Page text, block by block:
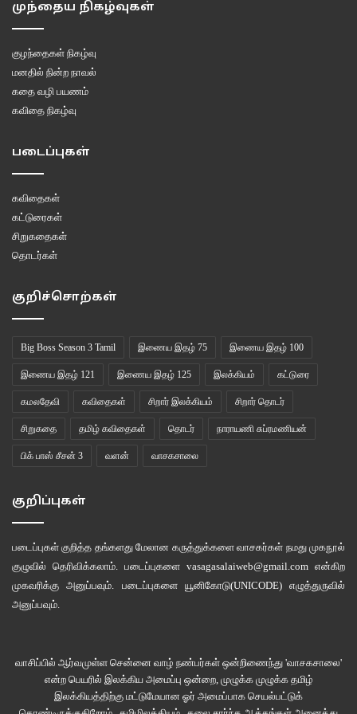
“இன்னும் கால் மணி நேரத்துல ரெடியாகிடும்.”
“சொதியில திராட்சை போட்டு இருக்கீங்க இல்ல?”
“உருளைக்கிழங்கு சிப்ஸ் போடலையா?”
“சிப்ஸ் எதுக்கு. அதான் பொரியல் வைக்கிறோம்ல.”
சாப்பிடுவாங்க. அதான் பார்த்தேன்.”
“மைதிலி அப்பா”
“சம்மந்தி அம்மா”
வாங்கிட்டு வரச் சொல்லுங்க. வா மைதிலி நாம போவோம்.”
மருமகளை அழைத்துக் கொண்டு போனாள்.
கொதிக்க கட்டியான முதல் பாலை ஊற்றினார்கள்.
சடையப்பன் ஆக்குப்பரையில் நின்று கொள்வதாய்க் கூற, சட்டநாதன் தானே
முந்தைய நிகழ்வுகள்
குழந்தைகள் நிகழ்வு
மனதில் நின்ற நாவல்
கதை வழி பயணம்
கவிதை நிகழ்வு
படைப்புகள்
கவிதைகள்
கட்டுரைகள்
சிறுகதைகள்
தொடர்கள்
குறிச்சொற்கள்
Big Boss Season 3 Tamil இணைய இதழ் 75 இணைய இதழ் 100
இணைய இதழ் 121 இணைய இதழ் 125 இலக்கியம் கட்டுரை
கமலதேவி கவிதைகள் சிறார் இலக்கியம் சிறார் தொடர்
சிறுகதை தமிழ் கவிதைகள் தொடர் நாராயணி சுப்ரமணியன்
பிக் பாஸ் சீசன் 3 வளன் வாசகசாலை
குறிப்புகள்
படைப்புகள் குறித்த தங்களது மேலான கருத்துக்களை வாசகர்கள் நமது முகநூல்
குழுவில் தெரிவிக்கலாம். படைப்புகளை vasagasalaiweb@gmail.com என்கிற
முகவரிக்கு அனுப்பவும். படைப்புகளை யூனிகோடு(UNICODE)எழுத்துருவில்
அனுப்பவும்.
வாசிப்பில் ஆர்வமுள்ள சென்னை வாழ் நண்பர்கள் ஒன்றிணைந்து 'வாசகசாலை'
என்ற பெயரில் இலக்கிய அமைப்பு ஒன்றை, முழுக்க முழுக்க தமிழ்
இலக்கியத்திற்கு மட்டுமேயான ஓர் அமைப்பாக செயல்பட்டுக்